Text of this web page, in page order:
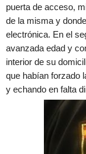
puerta de acceso,
de la misma y
electrónica. En el
avanzada edad y
interior de su
que habían forzado
y echando en falta